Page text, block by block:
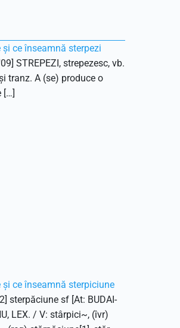
și ce înseamnă sterpezi
STREPEZI, strepezesc, vb.
tranz. A (se) produce o
[…]
și ce înseamnă sterpiciune
sterpăciune sf [At: BUDAI-
LEX. / V: stârpici~, (îvr)